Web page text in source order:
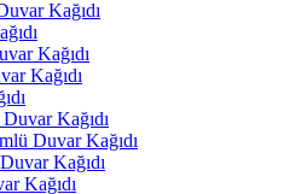
Kağıdı
Kağıdı
Kağıdı
Kağıdı
Duvar Kağıdı
Kağıdı
Kağıdı